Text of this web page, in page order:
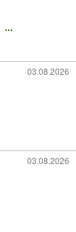
...
03.08.2026
03.08.2026